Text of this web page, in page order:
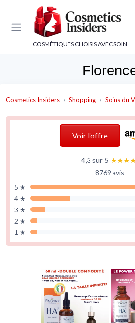
COSMÉTIQUES CHOISIS AVEC SOIN
Cosmetics Insiders Shopping Soins du
Voir l'offre
4,3 sur 5
8769 avis
5 ★
4 ★
3 ★
2 ★
1 ★
Panneau de gestion des cookies